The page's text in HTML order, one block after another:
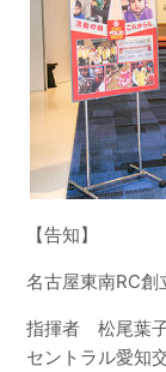
【告知】
名古屋東南RC
指揮者 松尾葉
セントラル愛知